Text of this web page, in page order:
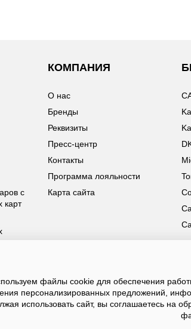
с
карт
КОМПАНИЯ
О нас
Бренды
Реквизиты
Пресс-центр
Контакты
Программа лояльности
Карта сайта
8 800 100 93 39или заполните
с вами свяжемся
файлы cookie для обеспечения
персонализированных предложений,
использовать сайт, вы соглашаетесь на